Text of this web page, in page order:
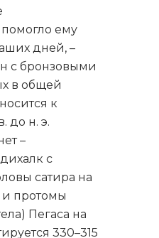
ему
дней, –
с бронзовыми
в общей
к
до н. э.
–
с
сатира на
протомы
Пегаса на
330–315